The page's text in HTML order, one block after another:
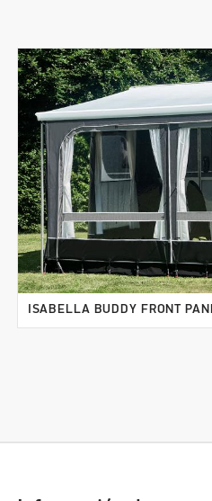
ISABELLA BUDDY FRONT